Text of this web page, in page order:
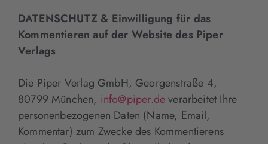
DATENSCHUTZ & Einwilligung für das
Kommentieren auf der Website des Piper
Verlags
Die Piper Verlag GmbH, Georgenstraße 4,
80799 München, info@piper.deverarbeitet Ihre
personenbezogenen Daten (Name, Email,
Kommentar) zum Zwecke des Kommentierens